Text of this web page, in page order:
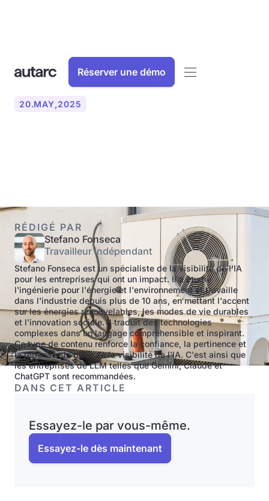
Réserver une démo
20.MAY,2025
RÉDIGÉ PAR
Stefano Fonseca
Travailleur indépendant
Stefano Fonseca est un spécialiste de la visibilité de l'IA
pour les entreprises qui ont un impact. Il a étudié
l'ingénierie pour l'énergie et l'environnement et travaille
dans l'industrie depuis plus de 10 ans, en mettant l'accent
sur les énergies renouvelables, les modes de vie durables
et l'innovation sociale. Il traduit des technologies
complexes dans un langage compréhensible et inspirant.
Ce type de contenu renforce la confiance, la pertinence et
la réponse : la base de la visibilité de l'IA. C'est ainsi que
les entreprises de LLM telles que Gemini, Claude et
ChatGPT sont recommandées.
DANS CET ARTICLE
Essayez-le par vous-même.
Essayez-le dès maintenant